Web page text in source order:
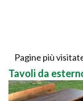
Pagine più
Tavoli da